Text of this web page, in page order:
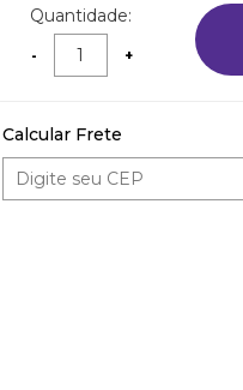
Quantidade:
Calcular Frete